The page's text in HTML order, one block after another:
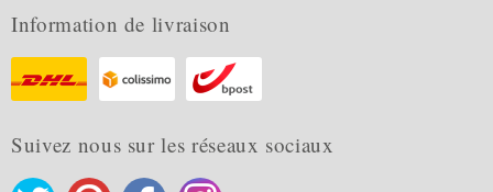
Information de livraison
Suivez nous sur les réseaux sociaux